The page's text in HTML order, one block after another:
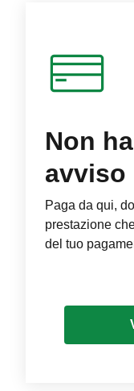
Non
avviso
Paga da qui,
prestazione
del tuo